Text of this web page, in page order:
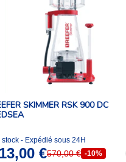
SKIMMER RSK 900 DC
stock - Expédié sous 24H
€570,00 € -10%